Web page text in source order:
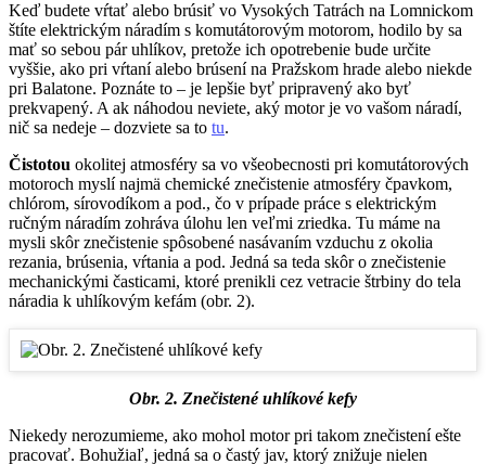
Keď budete vŕtať alebo brúsiť vo Vysokých Tatrách na Lomnickom
štíte elektrickým náradím s komutátorovým motorom, hodilo by sa
mať so sebou pár uhlíkov, pretože ich opotrebenie bude určite
vyššie, ako pri vŕtaní alebo brúsení na Pražskom hrade alebo niekde
pri Balatone. Poznáte to – je lepšie byť pripravený ako byť
prekvapený. A ak náhodou neviete, aký motor je vo vašom náradí,
nič sa nedeje – dozviete sa to tu.
Čistotou okolitej atmosféry sa vo všeobecnosti pri komutátorových
motoroch myslí najmä chemické znečistenie atmosféry čpavkom,
chlórom, sírovodíkom a pod., čo v prípade práce s elektrickým
ručným náradím zohráva úlohu len veľmi zriedka. Tu máme na
mysli skôr znečistenie spôsobené nasávaním vzduchu z okolia
rezania, brúsenia, vŕtania a pod. Jedná sa teda skôr o znečistenie
mechanickými časticami, ktoré prenikli cez vetracie štrbiny do tela
náradia k uhlíkovým kefám (obr. 2).
Obr. 2. Znečistené uhlíkové kefy
Niekedy nerozumieme, ako mohol motor pri takom znečistení ešte
pracovať. Bohužiaľ, jedná sa o častý jav, ktorý znižuje nielen